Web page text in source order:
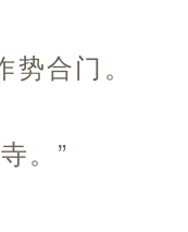
合门。
。”